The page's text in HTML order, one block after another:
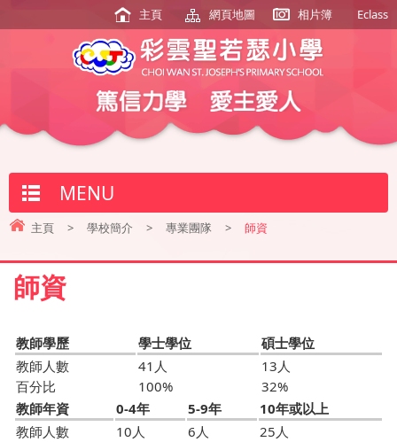
主頁 網頁地圖 相片簿 Eclass
MENU
主頁 > 學校簡介 > 專業團隊 > 師資
師資
教師學歷 學士學位
碩士學位
教師人數
41人
13人
百分比
100%
32%
教師年資
0-4年 5-9年
10年或以上
教師人數
10人 6人
25人